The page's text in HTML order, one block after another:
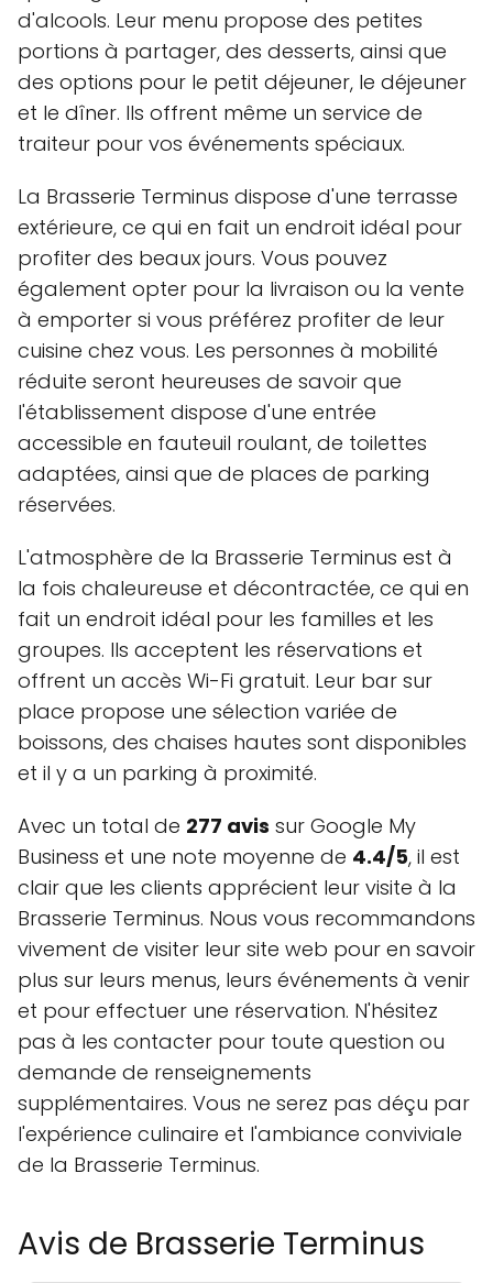
d'alcools. Leur menu propose des petites
portions à partager, des desserts, ainsi que
des options pour le petit déjeuner, le déjeuner
et le dîner. Ils offrent même un service de
traiteur pour vos événements spéciaux.
La Brasserie Terminus dispose d'une terrasse
extérieure, ce qui en fait un endroit idéal pour
profiter des beaux jours. Vous pouvez
également opter pour la livraison ou la vente
à emporter si vous préférez profiter de leur
cuisine chez vous. Les personnes à mobilité
réduite seront heureuses de savoir que
l'établissement dispose d'une entrée
accessible en fauteuil roulant, de toilettes
adaptées, ainsi que de places de parking
réservées.
L'atmosphère de la Brasserie Terminus est à
la fois chaleureuse et décontractée, ce qui en
fait un endroit idéal pour les familles et les
groupes. Ils acceptent les réservations et
offrent un accès Wi-Fi gratuit. Leur bar sur
place propose une sélection variée de
boissons, des chaises hautes sont disponibles
et il y a un parking à proximité.
Avec un total de 277 avis sur Google My
Business et une note moyenne de 4.4/5, il est
clair que les clients apprécient leur visite à la
Brasserie Terminus. Nous vous recommandons
vivement de visiter leur site web pour en savoir
plus sur leurs menus, leurs événements à venir
et pour effectuer une réservation. N'hésitez
pas à les contacter pour toute question ou
demande de renseignements
supplémentaires. Vous ne serez pas déçu par
l'expérience culinaire et l'ambiance conviviale
de la Brasserie Terminus.
Avis de Brasserie Terminus